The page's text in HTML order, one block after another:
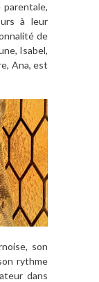
à leur
de
Isabel,
Ana, est
son
rythme
dans